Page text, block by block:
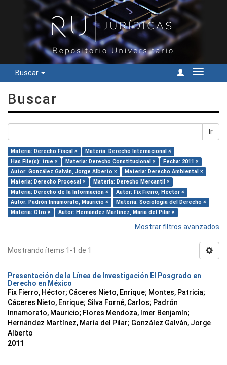
Buscar
Cambiar
Buscar
Ir
Materia: Derecho Fiscal ×
Materia: Derecho Internacional ×
Has File(s): true ×
Materia: Derecho Constitucional ×
Fecha: 2011 ×
Autor: González Galván, Jorge Alberto ×
Materia: Derecho Ambiental ×
Materia: Derecho Procesal ×
Materia: Derecho Mercantil ×
Materia: Derecho de la Información ×
Autor: Fix Fierro, Héctor ×
Autor: Padrón Innamorato, Mauricio ×
Materia: Sociología del Derecho ×
Materia: Otro ×
Autor: Hernández Martínez, María del Pilar ×
Mostrar filtros avanzados
Mostrando ítems 1-1 de 1
Presentación de la Línea de Investigación El Posgrado en
Derecho en México
Fix Fierro, Héctor; Cáceres Nieto, Enrique; Montes, Patricia;
Cáceres Nieto, Enrique; Silva Forné, Carlos; Padrón
Innamorato, Mauricio; Flores Mendoza, Imer Benjamín;
Hernández Martínez, María del Pilar; González Galván, Jorge
Alberto
2011